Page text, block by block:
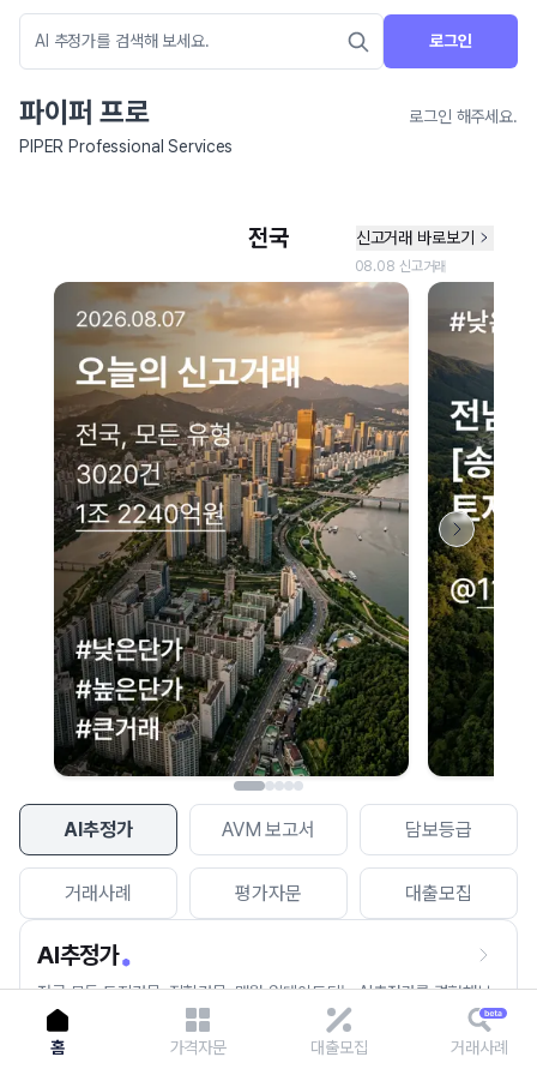
로그인
파이퍼 프로
로그인 해주세요.
PIPER Professional Services
AI추정가 AVM 보고서 담보등급
거래사례 평가자문 대출모집
AI추정가
전국 모든 토지건물, 집합건물, 매월 업데이트되는 AI추정가를 경험해보
세요.
네이버 지도 연결 안내
현재 네이버 지도 연결이 원활하지 않아 지도를 불러올 수 없습니다.
이용에 불편을 드려 죄송합니다.
다시 시도
홈 가격자문 대출모집 거래사례